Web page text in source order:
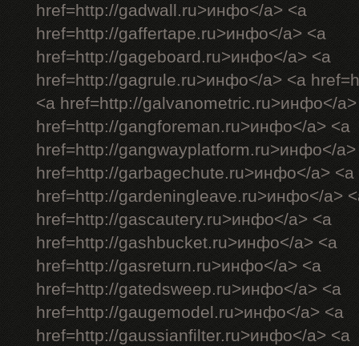
href=http://gadwall.ru>инфо</a> <a
href=http://gaffertape.ru>инфо</a> <a
href=http://gageboard.ru>инфо</a> <a
href=http://gagrule.ru>инфо</a> <a
<a href=http://galvanometric.ru>инфо</
href=http://gangforeman.ru>инфо</a> <a
href=http://gangwayplatform.ru>инфо</a>
href=http://garbagechute.ru>инфо</a> <a
href=http://gardeningleave.ru>инфо</a>
href=http://gascautery.ru>инфо</a> <a
href=http://gashbucket.ru>инфо</a> <a
href=http://gasreturn.ru>инфо</a> <a
href=http://gatedsweep.ru>инфо</a> <a
href=http://gaugemodel.ru>инфо</a> <a
href=http://gaussianfilter.ru>инфо</a> <a